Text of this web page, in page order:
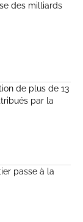
des milliards
de plus de 13
par la
passe à la